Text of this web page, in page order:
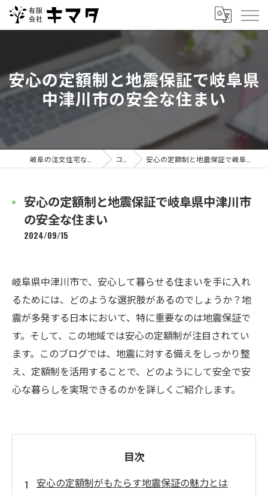
安心の定額制と地震保証で岐阜県
中津川市の安全な住まい
コラム 安心の定額制と地震保証で岐阜県中津川市の安全な住まい
安心の定額制と地震保証で岐阜県中津川市
の安全な住まい
2024/09/15
岐阜県中津川市で、安心して暮らせる住まいを手に入れ
るためには、どのような選択肢があるのでしょうか？地
震が多発する日本において、特に重要なのは地震保証で
す。そして、この地域では安心の定額制が注目されてい
ます。このブログでは、地震に対する備えをしっかり整
え、定額制を活用することで、どのようにして安全で安
心な暮らしを実現できるのかを詳しくご紹介します。
目次
安心の定額制がもたらす地震保証の魅力とは